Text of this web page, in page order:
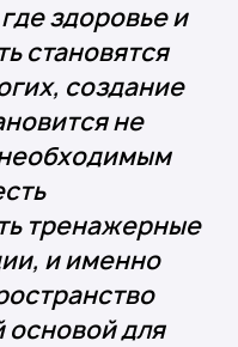
здоровье и
становятся
создание
не
тренажерные
и именно
основой для